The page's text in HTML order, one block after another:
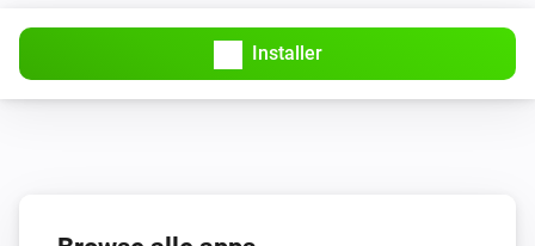
Så...
ZXT-120 AC Extender
Indstil temperaturen °C
Installer